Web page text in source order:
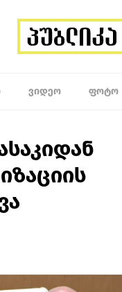
ᲕᲘᲓᲔᲝ ᲤᲝᲢᲝ